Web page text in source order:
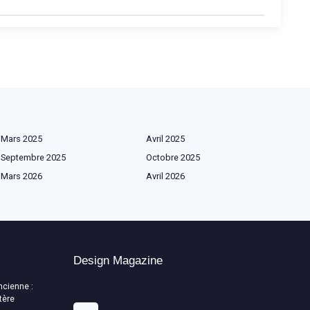
Mars 2025
Avril 2025
Septembre 2025
Octobre 2025
Mars 2026
Avril 2026
:
Design Magazine